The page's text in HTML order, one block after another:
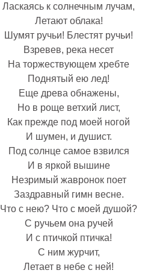
Ласкаясь к солнечным лучам,
Летают облака!
Шумят ручьи! Блестят ручьи!
Взревев, река несет
На торжествующем хребте
Поднятый ею лед!
Еще древа обнажены,
Но в роще ветхий лист,
Как прежде под моей ногой
И шумен, и душист.
Под солнце самое взвился
И в яркой вышине
Незримый жавронок поет
Заздравный гимн весне.
Что с нею? Что с моей душой?
С ручьем она ручей
И с птичкой птичка!
С ним журчит,
Летает в небе с ней!